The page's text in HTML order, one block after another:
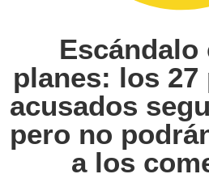
Escándalo
planes: los
acusados
pero no
a los